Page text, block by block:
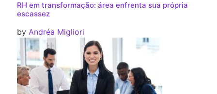
RH em transformação: área enfrenta sua própria
escassez
by Andréa Migliori